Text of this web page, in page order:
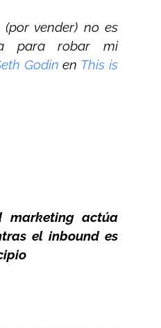
(por vender) no es
para robar mi
Godin en This is
marketing actúa
el inbound es